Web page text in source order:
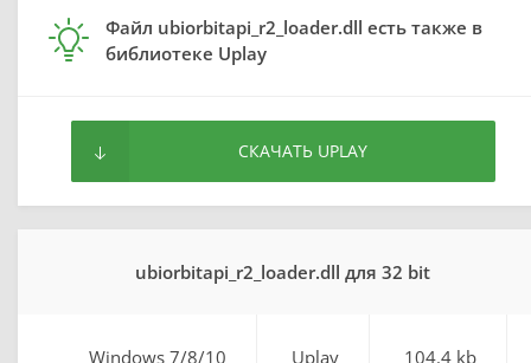
Файл ubiorbitapi_r2_loader.dll есть также в
библиотеке Uplay
СКАЧАТЬ UPLAY
ubiorbitapi_r2_loader.dll для 32 bit
Windows 7/8/10 Uplay 104.4 kb